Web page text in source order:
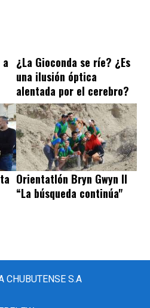
¿La Gioconda se ríe? ¿Es
una ilusión óptica
alentada por el cerebro?
Orientatlón Bryn Gwyn II
“La búsqueda continúa"
CHUBUTENSE S.A